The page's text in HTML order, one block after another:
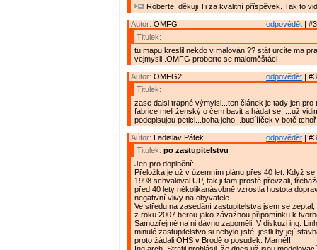
Roberte, děkuji Ti za kvalitní příspěvek. Tak to
odpovědět |
Autor: OMFG
Titulek:
tu mapu kreslil nekdo v malování?? stát urcite ma
vejmysli..OMFG proberte se maloměštáci
odpovědět |
Autor: OMFG2
Titulek:
zase dalsi trapné výmylsi...ten článek je tady jen pro
fabrice meli ženský o čem bavit a hádat se ....už
podepisujou petici...boha jeho...budíííček v botě
odpovědět |
Autor: Ladislav Pátek
Titulek: po zastupitelstvu
Jen pro doplnění:
Přeložka je už v územním plánu přes 40 let. Když se
1998 schvaloval UP, tak ji tam prostě převzali,
před 40 lety několikanásobně vzrostla hustota
negativní vlivy na obyvatele.
Ve středu na zasedání zastupitelstva jsem se zeptal,
z roku 2007 berou jako závažnou připomínku k
Samozřejmě na ni dávno zapoměli. V diskuzi ing.
minulé zastupitelstvo si nebylo jisté, jestli by její
proto žádali OHS v Brodě o posudek. Marně!!!